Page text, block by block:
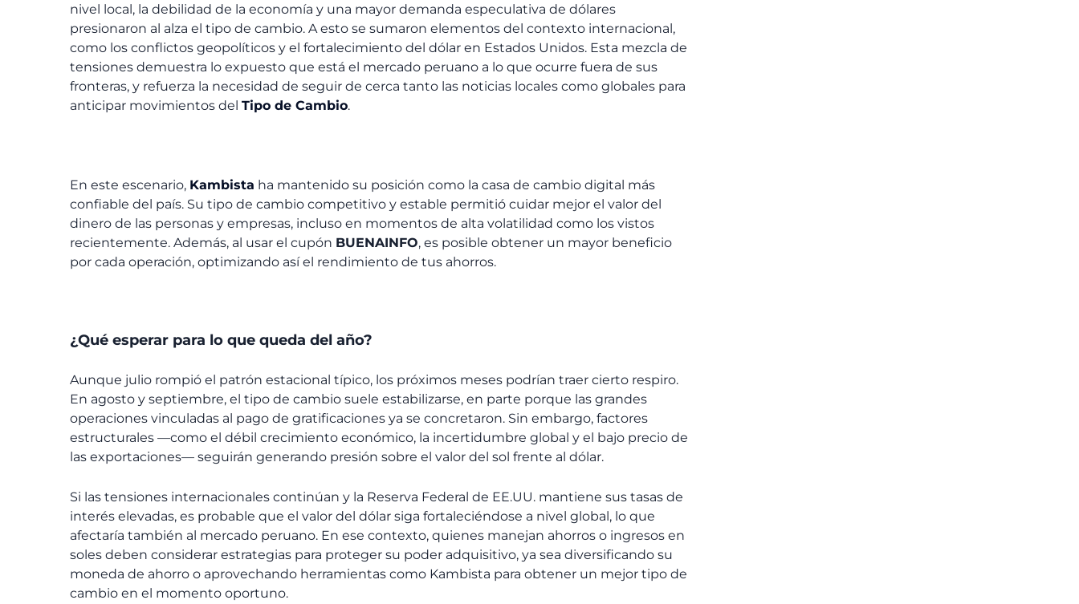
nivel local, la debilidad de la economía y una mayor demanda especulativa de dólares
presionaron al alza el tipo de cambio. A esto se sumaron elementos del contexto internacional,
como los conflictos geopolíticos y el fortalecimiento del dólar en Estados Unidos. Esta mezcla de
tensiones demuestra lo expuesto que está el mercado peruano a lo que ocurre fuera de sus
fronteras, y refuerza la necesidad de seguir de cerca tanto las noticias locales como globales para
anticipar movimientos del Tipo de Cambio.
En este escenario, Kambista ha mantenido su posición como la casa de cambio digital más
confiable del país. Su tipo de cambio competitivo y estable permitió cuidar mejor el valor del
dinero de las personas y empresas, incluso en momentos de alta volatilidad como los vistos
recientemente. Además, al usar el cupón BUENAINFO, es posible obtener un mayor beneficio
por cada operación, optimizando así el rendimiento de tus ahorros.
¿Qué esperar para lo que queda del año?
Aunque julio rompió el patrón estacional típico, los próximos meses podrían traer cierto respiro.
En agosto y septiembre, el tipo de cambio suele estabilizarse, en parte porque las grandes
operaciones vinculadas al pago de gratificaciones ya se concretaron. Sin embargo, factores
estructurales —como el débil crecimiento económico, la incertidumbre global y el bajo precio de
las exportaciones— seguirán generando presión sobre el valor del sol frente al dólar.
Si las tensiones internacionales continúan y la Reserva Federal de EE.UU. mantiene sus tasas de
interés elevadas, es probable que el valor del dólar siga fortaleciéndose a nivel global, lo que
afectaría también al mercado peruano. En ese contexto, quienes manejan ahorros o ingresos en
soles deben considerar estrategias para proteger su poder adquisitivo, ya sea diversificando su
moneda de ahorro o aprovechando herramientas como Kambista para obtener un mejor tipo de
cambio en el momento oportuno.